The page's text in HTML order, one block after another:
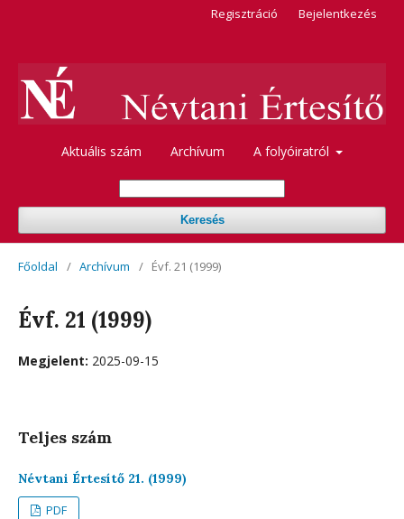
Aktuális szám Archívum A folyóiratról
Keresés
Regisztráció Bejelentkezés
Főoldal / Archívum / Évf. 21 (1999)
Évf. 21 (1999)
Megjelent: 2025-09-15
Teljes szám
Névtani Értesítő 21. (1999)
PDF